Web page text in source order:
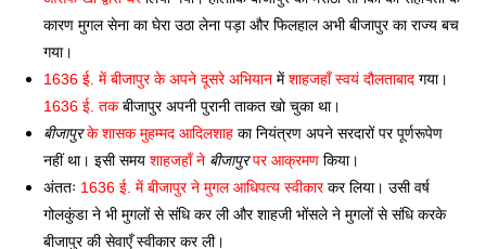
कारण मुगल सेना का घेरा उठा लेना पड़ा और फिलहाल अभी बीजापुर का राज्य बच
गया।
1636 ई. में बीजापुर के अपने दूसरे अभियान में शाहजहाँ स्वयं दौलताबाद
1636 ई. तक बीजापुर अपनी पुरानी ताकत खो चुका था।
बीजापुर के शासक मुहम्मद आदिलशाह का नियंत्रण अपने सरदारों पर पूर्णरूपेण
नहीं था। इसी समय शाहजहाँ ने बीजापुर पर आक्रमण किया।
अंततः 1636 ई. में बीजापुर ने मुगल आधिपत्य स्वीकार कर लिया। उसी वर्ष
गोलकुंडा ने भी मुगलों से संधि कर ली और शाहजी भोंसले ने मुगलों से संधि करके
बीजापुर की सेवाएँ स्वीकार कर ली।